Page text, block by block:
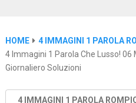
HOME
4 IMMAGINI 1 PAROLA
4 Immagini 1 Parola Che Lusso!
Giornaliero Soluzioni
4 IMMAGINI 1 PAROLA